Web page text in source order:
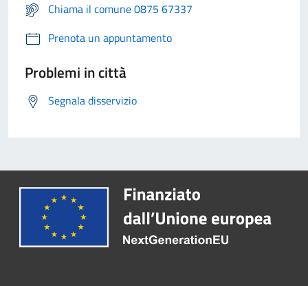
Chiama il comune 0875 67337
Prenota un appuntamento
Problemi in città
Segnala disservizio